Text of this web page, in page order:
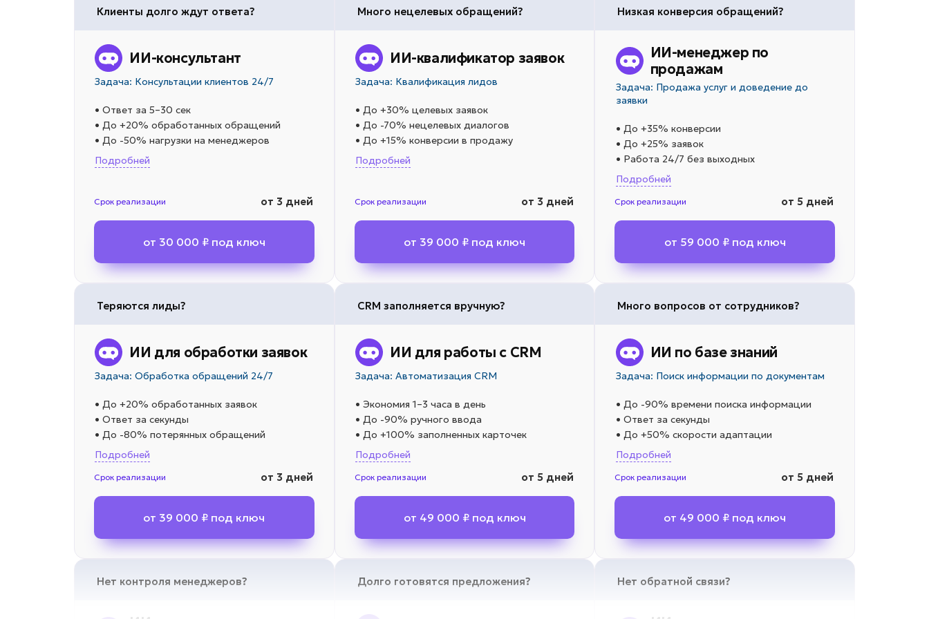
Клиенты долго ждут ответа?
ИИ-консультант
Задача: Консультации клиентов 24/7
• Ответ за 5–30 сек
• До +20% обработанных обращений
• До -50% нагрузки на менеджеров
Подробней
Срок реализации от 3 дней
от 30 000 ₽ под ключ
Много нецелевых обращений?
ИИ-квалификатор заявок
Задача: Квалификация лидов
• До +30% целевых заявок
• До -70% нецелевых диалогов
• До +15% конверсии в продажу
Подробней
Срок реализации от 3 дней
от 39 000 ₽ под ключ
Низкая конверсия обращений?
ИИ-менеджер по
продажам
Задача: Продажа услуг и доведение до
заявки
• До +35% конверсии
• До +25% заявок
• Работа 24/7 без выходных
Подробней
Срок реализации от 5 дней
от 59 000 ₽ под ключ
Теряются лиды?
ИИ для обработки заявок
Задача: Обработка обращений 24/7
• До +20% обработанных заявок
• Ответ за секунды
• До -80% потерянных обращений
Подробней
Срок реализации от 3 дней
от 39 000 ₽ под ключ
CRM заполняется вручную?
ИИ для работы с CRM
Задача: Автоматизация CRM
• Экономия 1–3 часа в день
• До -90% ручного ввода
• До +100% заполненных карточек
Подробней
Срок реализации от 5 дней
от 49 000 ₽ под ключ
Много вопросов от сотрудников?
ИИ по базе знаний
Задача: Поиск информации по документам
• До -90% времени поиска информации
• Ответ за секунды
• До +50% скорости адаптации
Подробней
Срок реализации от 5 дней
от 49 000 ₽ под ключ
Нет контроля менеджеров? Долго готовятся предложения? Нет обратной связи?